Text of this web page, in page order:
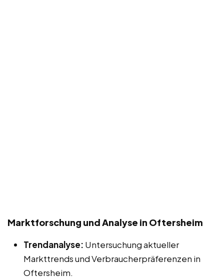
Marktforschung und Analyse in Oftersheim
Trendanalyse: Untersuchung aktueller
Markttrends und Verbraucherpräferenzen in
Oftersheim.